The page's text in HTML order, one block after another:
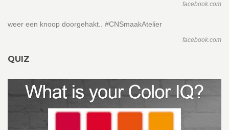
facebook.com
weer een knoop doorgehakt.. #CNSmaakAtelier
facebook.com
QUIZ